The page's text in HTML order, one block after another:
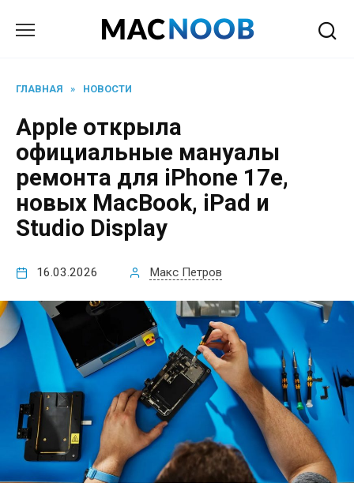
ГЛАВНАЯ » НОВОСТИ
Apple открыла
официальные мануалы
ремонта для iPhone 17e,
новых MacBook, iPad и
Studio Display
16.03.2026 Макс Петров